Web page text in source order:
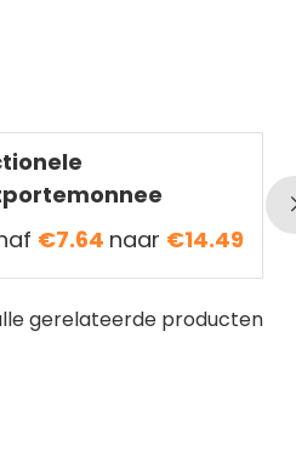
€7.64 naar €14.49
gerelateerde producten